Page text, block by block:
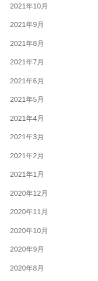
2021年10月
2021年9月
2021年8月
2021年7月
2021年6月
2021年5月
2021年4月
2021年3月
2021年2月
2021年1月
2020年12月
2020年11月
2020年10月
2020年9月
2020年8月